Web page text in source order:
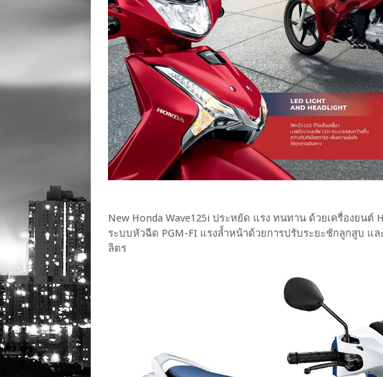
New Honda Wave125i ประหยัด แรง ทนทาน ด้วยเครื่องยนต์
ระบบหัวฉีด PGM-FI แรงล้ำหน้าด้วยการปรับระยะชักลูกสูบ แ
ลิตร